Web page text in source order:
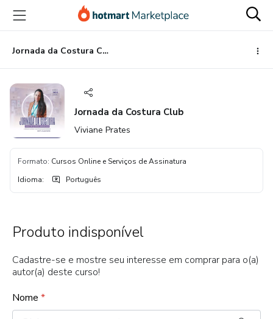
para
conteúdo
principal
para
pagamento
para
rodapé
Jornada da Costura Club
Jornada da Costura Club
Viviane Prates
Formato: Cursos Online e Serviços de Assinatura
Idioma: Português
Produto indisponível
Cadastre-se e mostre seu interesse em comprar para o(a)
autor(a) deste curso!
Nome *